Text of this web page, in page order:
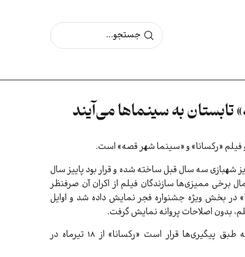
تابستان به سینماها می‌آیند
فیلم «رکسانا» و «سینما شهر قصه» است.
شهبازی سه سال قبل ساخته شده و قرار بود پاییز سال
برخی ممیزی‌ها سازندگان فیلم از اکران آن صرفنظر
‌ماه ۱۴۰۳ فیلم «رکسانا» در بخش ویژه جشنواره فجر نمایش داده شد و اوایل
بدون اصلاحات پروانه نمایش گرفت.
پخش این فیلم برعهده «فیلمیران» است که طبق پیگیری‌ها قرار است «رکسانا» از ۱۸ تیرماه در